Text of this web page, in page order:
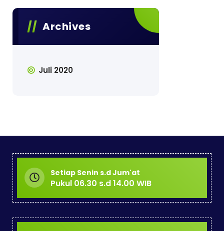
Archives
Juli 2020
Setiap Senin s.d Jum'at
Pukul 06.30 s.d 14.00 WIB